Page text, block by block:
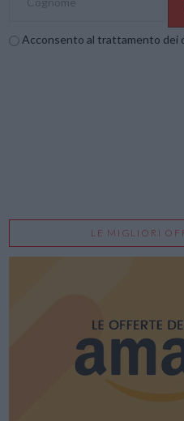
Acconsento al trattamento dei
LE MIGLIORI